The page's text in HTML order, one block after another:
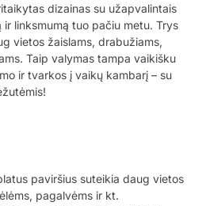
dizainas su užapvalintais
linksmumą tuo pačiu metu. Trys
vietos žaislams, drabužiams,
Taip valymas tampa vaikišku
ir tvarkos į vaikų kambarį – su
paviršius suteikia daug vietos
pagalvėms ir kt.